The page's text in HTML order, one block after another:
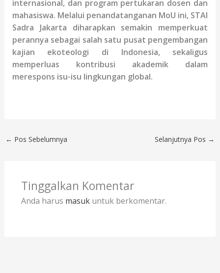
internasional, dan program pertukaran dosen dan
mahasiswa. Melalui penandatanganan MoU ini, STAI
Sadra Jakarta diharapkan semakin memperkuat
perannya sebagai salah satu pusat pengembangan
kajian ekoteologi di Indonesia, sekaligus
memperluas kontribusi akademik dalam
merespons isu-isu lingkungan global.
← Pos Sebelumnya Selanjutnya Pos →
Tinggalkan Komentar
Anda harus masukuntuk berkomentar.